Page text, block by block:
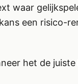
waar
een risico-
het de